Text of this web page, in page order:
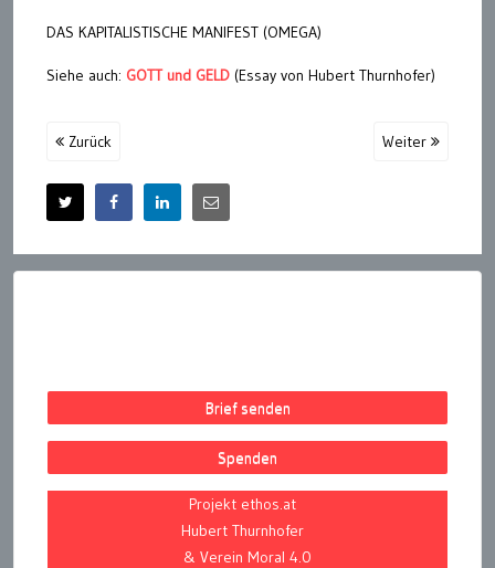
DAS KAPITALISTISCHE MANIFEST (OMEGA)
Siehe auch: GOTT und GELD (Essay von Hubert Thurnhofer)
Zurück Weiter
Brief senden
Spenden
Projekt ethos.at
Hubert Thurnhofer
& Verein Moral 4.0